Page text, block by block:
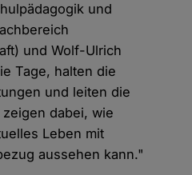
und
und Wolf-Ulrich
Tage, halten die
und leiten die
dabei, wie
Leben mit
aussehen kann."